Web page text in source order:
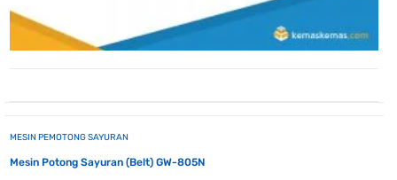
MESIN PEMOTONG SAYURAN
Mesin Potong Sayuran (Belt) GW-805N